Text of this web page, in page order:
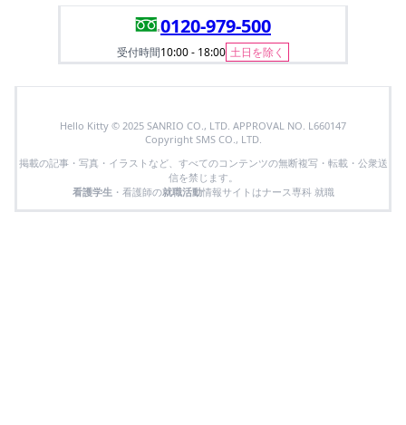
0120-979-500
受付時間10:00 - 18:00 土日を除く
Hello Kitty © 2025 SANRIO CO., LTD. APPROVAL NO. L660147
Copyright SMS CO., LTD.
掲載の記事・写真・イラストなど、すべてのコンテンツの無断複写・転載・公衆送
信を禁じます。
看護学生・看護師の就職活動情報サイトはナース専科 就職